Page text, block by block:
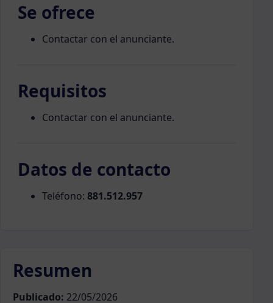
Se ofrece
Contactar con el anunciante.
Requisitos
Contactar con el anunciante.
Datos de contacto
Teléfono: 881.512.957
Resumen
Publicado: 22/05/2026